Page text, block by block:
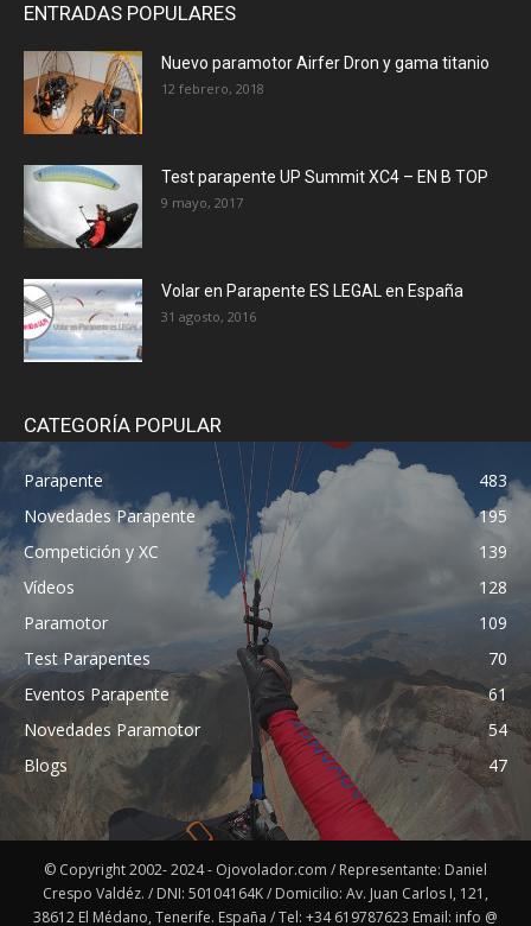
ENTRADAS POPULARES
Nuevo paramotor Airfer Dron y gama titanio
12 febrero, 2018
Test parapente UP Summit XC4 – EN B TOP
9 mayo, 2017
Volar en Parapente ES LEGAL en España
31 agosto, 2016
CATEGORÍA POPULAR
Parapente
483
Novedades Parapente
195
Competición y XC
139
Vídeos
128
Paramotor
109
Test Parapentes
70
Eventos Parapente
61
Novedades Paramotor
54
Blogs
47
© Copyright 2002- 2024 - Ojovolador.com / Representante: Daniel
Crespo Valdéz. / DNI: 50104164K / Domicilio: Av. Juan Carlos I, 121,
38612 El Médano, Tenerife. España / Tel: +34 619787623 Email: info @